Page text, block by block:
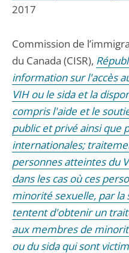
2017
Commission de
du Canada (CISR),
information sur l'accès
VIH ou le sida et la
compris l'aide et le
public et privé ainsi que
internationales;
personnes atteintes du
dans les cas où ces
minorité sexuelle, par
tentent d'obtenir un
aux membres de
ou du sida qui sont